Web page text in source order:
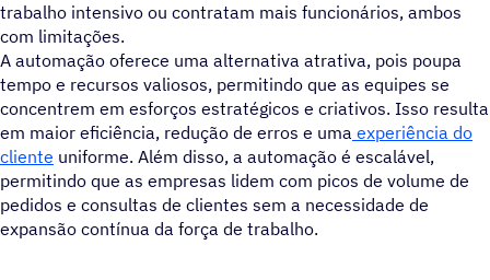
trabalho intensivo ou contratam mais funcionários, ambos
com limitações.
A automação oferece uma alternativa atrativa, pois poupa
tempo e recursos valiosos, permitindo que as equipes se
concentrem em esforços estratégicos e criativos. Isso resulta
em maior eficiência, redução de erros e uma experiência do
cliente uniforme. Além disso, a automação é escalável,
permitindo que as empresas lidem com picos de volume de
pedidos e consultas de clientes sem a necessidade de
expansão contínua da força de trabalho.